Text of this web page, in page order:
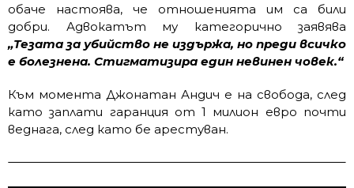
обаче настоява, че отношенията им са били
добри. Адвокатът му категорично заявява
„Тезата за убийство не издържа, но преди всичко
е болезнена. Стигматизира един невинен човек.“
Към момента Джонатан Андич е на свобода, след
като заплати гаранция от 1 милион евро почти
веднага, след като бе арестуван.